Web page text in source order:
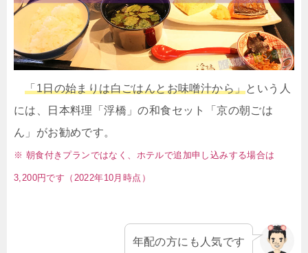
「1日の始まりは白ごはんとお味噌汁から」という人
には、日本料理「浮橋」の和食セット「京の朝ごは
ん」がお勧めです。
※ 朝食付きプランではなく、ホテルで追加申し込みする場合は
3,200円です（2022年10月時点）
年配の方にも人気です